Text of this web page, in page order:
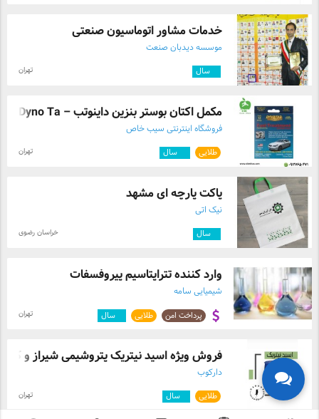
خدمات مشاور اتوماسیون صنعتی
موسسه دیدبان صنعت
سال تهران
مکمل اکتان بوستر بنزین داینوتب – Dyno Ta ...
فروشگاه اینترنتی سیب خاص
طلایی سال تهران
پاکت پارچه ای مشهد
نیک اتی
سال خراسان رضوی
وارد کننده تتراپتاسیم پیروفسفات
شیمیایی سامه
پرداخت امن طلایی سال تهران
فروش ویژه اسید نیتریک پتروشیمی شیراز و ک
دارکوب
طلایی سال تهران